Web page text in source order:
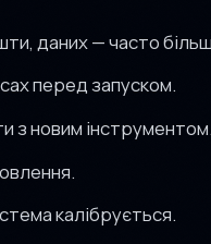
даних — часто
перед запуском.
з новим
калібрується.